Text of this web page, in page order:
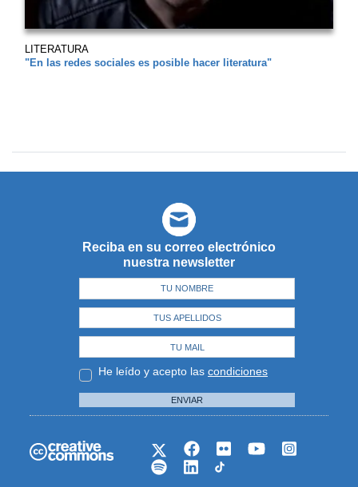
LITERATURA
"En las redes sociales es posible hacer literatura"
Reciba en su correo electrónico
nuestra newsletter
He leído y acepto las condiciones
ENVIAR